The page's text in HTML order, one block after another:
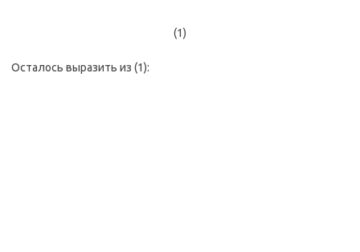
(1)
Осталось выразить из (1):